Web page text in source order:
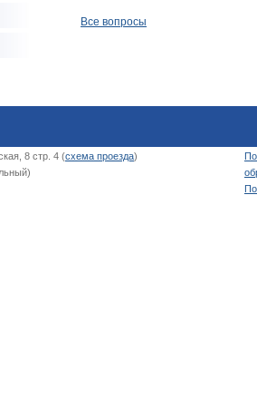
Все вопросы
8 стр. 4 (схема проезда)